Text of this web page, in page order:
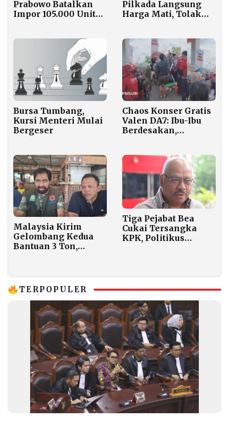
Prabowo Batalkan
Impor 105.000 Unit
Pilkada Langsung
Harga Mati, Tolak
Bursa Tumbang,
Kursi Menteri Mulai
Bergeser
Chaos Konser Gratis
Valen DA7: Ibu-Ibu
Berdesakan,
Dipertanyakan
Malaysia Kirim
Gelombang Kedua
Bantuan 3 Ton,
Lancar
Tiga Pejabat Bea
Cukai Tersangka
KPK, Politikus
TERPOPULER